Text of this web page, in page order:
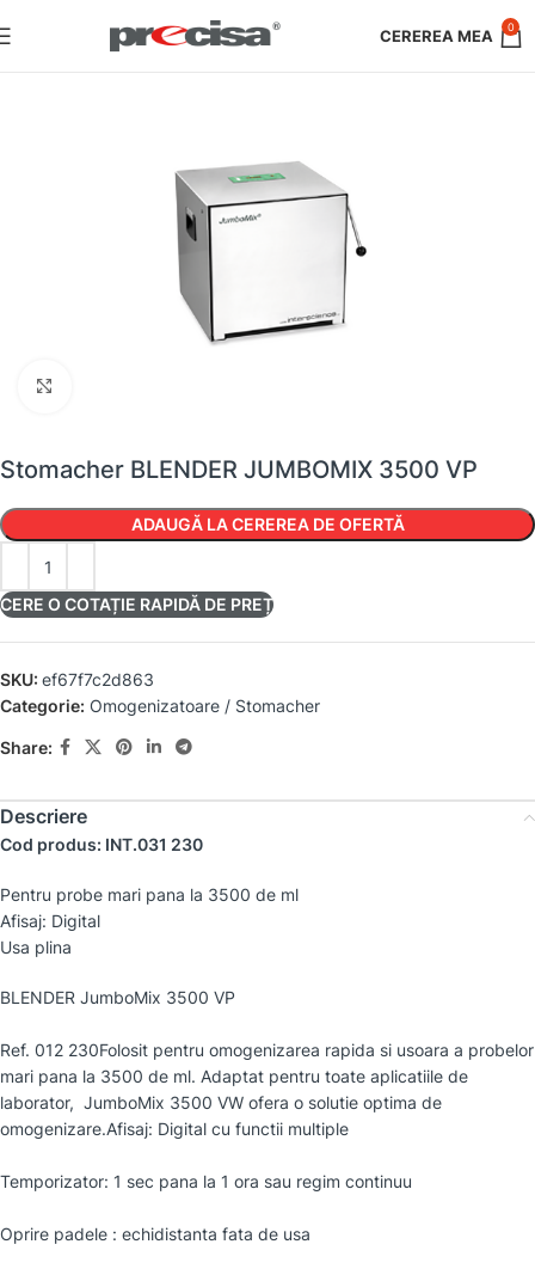
0
Stomacher BLENDER JUMBOMIX 3500 VP
ADAUGĂ LA CEREREA DE OFERTĂ
CERE O COTAȚIE RAPIDĂ DE PREȚ
SKU: ef67f7c2d863
Categorie: Omogenizatoare / Stomacher
Share:
Descriere
Cod produs: INT.031 230
Pentru probe mari pana la 3500 de ml
Afisaj: Digital
Usa plina
BLENDER JumboMix 3500 VP
Ref. 012 230Folosit pentru omogenizarea rapida si usoara a probelor
mari pana la 3500 de ml. Adaptat pentru toate aplicatiile de
laborator, JumboMix 3500 VW ofera o solutie optima de
omogenizare.Afisaj: Digital cu functii multiple
Temporizator: 1 sec pana la 1 ora sau regim continuu
Oprire padele : echidistanta fata de usa